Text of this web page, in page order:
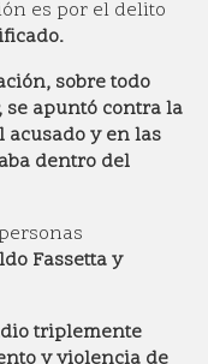
es por el delito
sobre todo
apuntó contra la
acusado y en las
dentro del
Fassetta y
triplemente